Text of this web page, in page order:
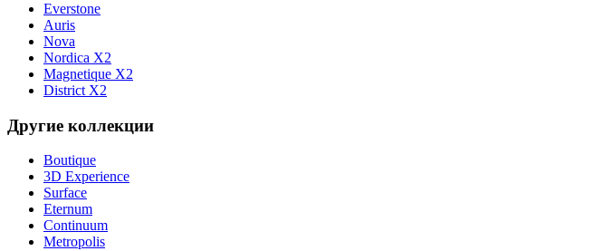
Everstone
Auris
Nova
Nordica X2
Magnetique X2
District X2
Другие коллекции
Boutique
3D Experience
Surface
Eternum
Continuum
Metropolis